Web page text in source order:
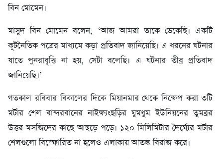
বিন মোমেন।
মাসুদ বিন মোমেন বলেন, ‘আজ আমরা তাকে ডেকেছি। একটি
কূটনৈতিক পত্রের মাধ্যমে কড়া প্রতিবাদ জানিয়েছি। এ ধরনের ঘটনার
যাতে পুনরাবৃত্তি না হয়, সেটা বলেছি। এ ঘটনার তীব্র প্রতিবাদ
জানিয়েছি।’
গতকাল রবিবার বিকালের দিকে মিয়ানমার থেকে নিক্ষেপ করা ৩টি
মর্টার শেল বান্দরবানের নাইক্ষ্যংছড়ির ঘুমধুম ইউনিয়নের তুমব্রর
উত্তর মসজিদের কাছে আছড়ে পড়ে। ১২০ মিলিমিটার দৈর্ঘ্যের মর্টার
শেলগুলো বিস্ফোরিত না হলেও এলাকায় আতঙ্ক বিরাজ করে।